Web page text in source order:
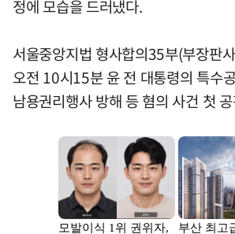
정에 모습을 드러냈다.
서울중앙지법 형사합의35부(부장판
오전 10시15분 윤 전 대통령의 특수
남용권리행사 방해 등 혐의 사건 첫